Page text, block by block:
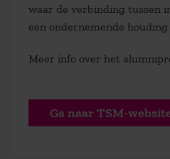
waar de verbinding tussen
een ondernemende
Meer info over het
Ga naar TSM-